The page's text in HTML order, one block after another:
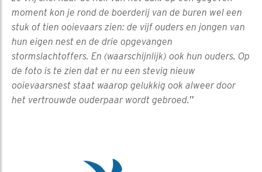
moment kon je rond de boerderij van de buren wel een
stuk of tien ooievaars zien: de vijf ouders en jongen van
hun eigen nest en de drie opgevangen
stormslachtoffers. En (waarschijnlijk) ook hun ouders. Op
de foto is te zien dat er nu een stevig nieuw
ooievaarsnest staat waarop gelukkig ook alweer door
het vertrouwde ouderpaar wordt gebroed.”